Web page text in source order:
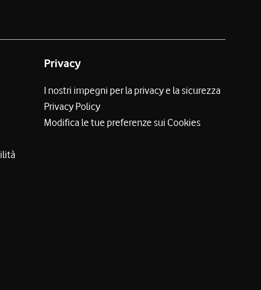
Privacy
I nostri impegni per la privacy e la sicurezza
Privacy Policy
Modifica le tue preferenze sui Cookies